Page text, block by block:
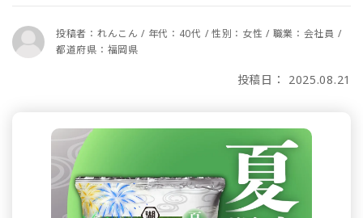
投稿者：れんこん / 年代：40代 / 性別：女性 / 職業：会社員 /
都道府県：福岡県
投稿日： 2025.08.21